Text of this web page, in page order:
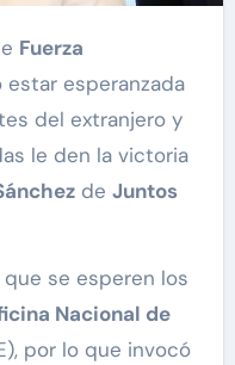
Fuerza
estar esperanzada
del extranjero y
le den la victoria
de Juntos
se esperen los
Nacional de
por lo que invocó